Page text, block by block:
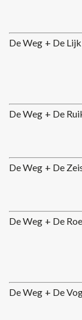
De Weg + De
De Weg + De
De Weg + De
De Weg + De
De Weg + De